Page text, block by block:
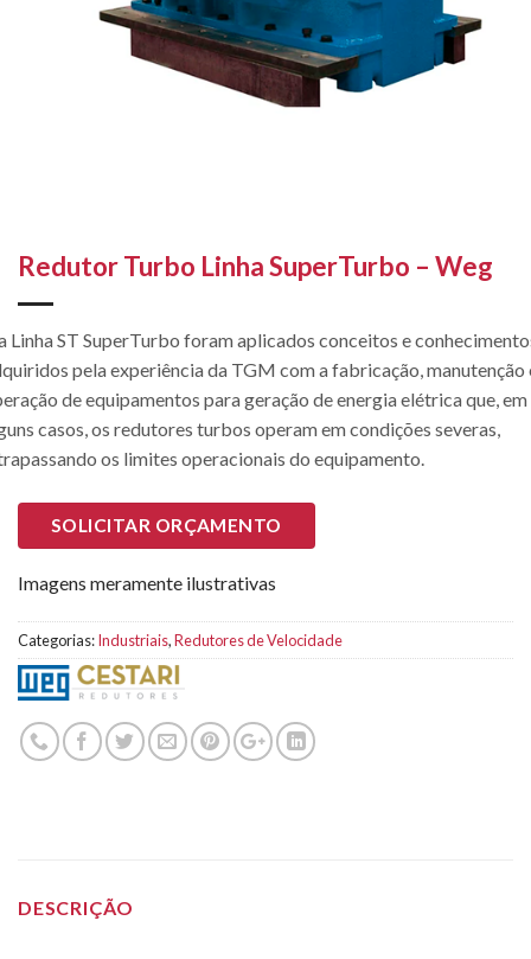
Redutor Turbo Linha SuperTurbo – Weg
Linha ST SuperTurbo foram aplicados conceitos e
pela experiência da TGM com a fabricação, manutenção
de equipamentos para geração de energia elétrica que, em
casos, os redutores turbos operam em condições severas,
os limites operacionais do equipamento.
SOLICITAR ORÇAMENTO
Imagens meramente ilustrativas
Categorias:Industriais,Redutores de Velocidade
DESCRIÇÃO